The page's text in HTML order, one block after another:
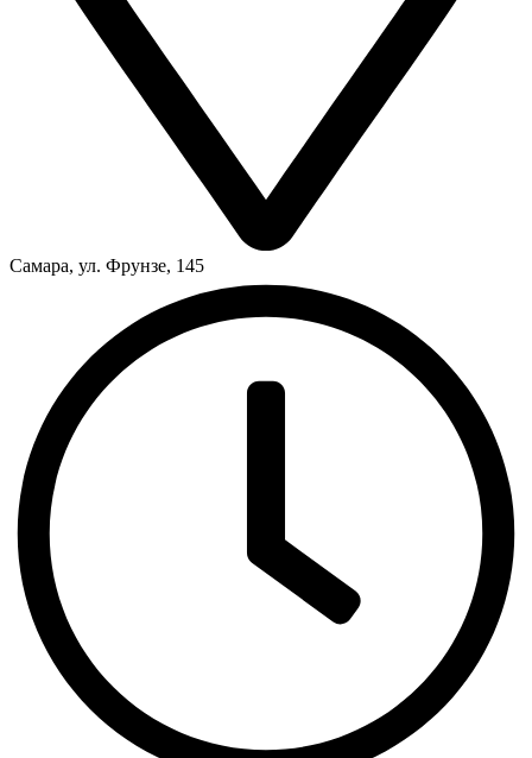
Самара, ул. Фрунзе, 145